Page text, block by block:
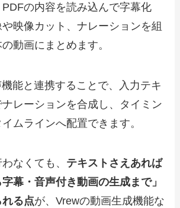
の内容を読み込んで字幕化
映像カット、ナレーションを組
動画にまとめます。
能と連携することで、入力テキ
レーションを合成し、タイミン
ムラインへ配置できます。
なくても、 テキストさえあれば
字幕・音声付き動画の生成まで」
る点が、Vrewの動画生成機能な